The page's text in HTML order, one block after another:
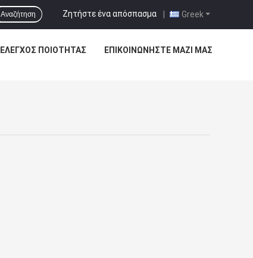
Greek
Ζητήστε ένα απόσπασμα |
Αναζήτηση
ΈΛΕΓΧΟΣ ΠΟΙΌΤΗΤΑΣ ΕΠΙΚΟΙΝΩΝΉΣΤΕ ΜΑΖΊ ΜΑΣ